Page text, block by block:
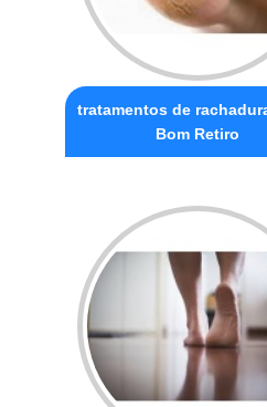
tratamentos de
Bom Retiro